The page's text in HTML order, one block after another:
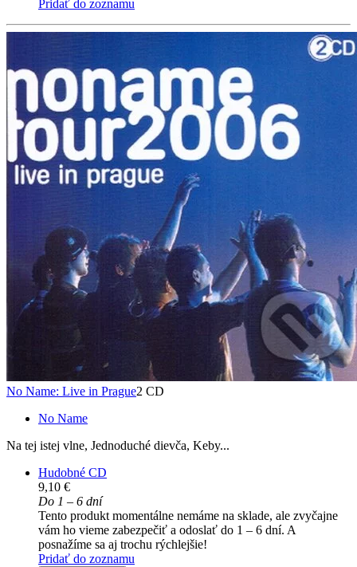
Pridať do zoznamu
No Name: Live in Prague2 CD
No Name
Na tej istej vlne, Jednoduché dievča, Keby...
Hudobné CD
9,10 €
Do 1 – 6 dní
Tento produkt momentálne nemáme na sklade, ale zvyčajne
vám ho vieme zabezpečiť a odoslať do 1 – 6 dní. A
posnažíme sa aj trochu rýchlejšie!
Pridať do zoznamu